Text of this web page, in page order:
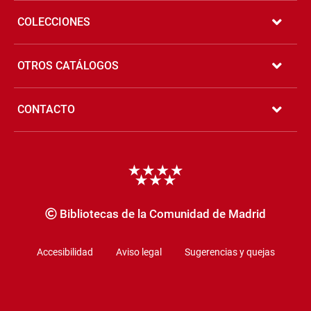
COLECCIONES
OTROS CATÁLOGOS
CONTACTO
Bibliotecas de la Comunidad de Madrid
Accesibilidad Aviso legal Sugerencias y quejas